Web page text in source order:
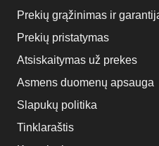
Prekių grąžinimas ir
Prekių pristatymas
Atsiskaitymas už prekes
Asmens duomenų apsauga
Slapukų politika
Tinklaraštis